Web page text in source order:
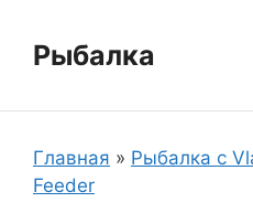
содержимому
Рыбалка
Главная » Рыбалка с
Feeder